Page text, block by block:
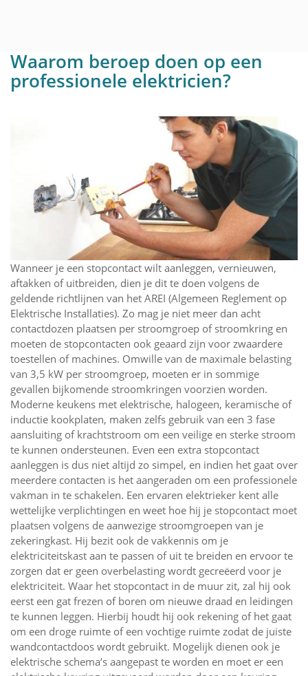
Waarom beroep doen op een
professionele elektricien?
Wanneer je een stopcontact wilt aanleggen, vernieuwen,
aftakken of uitbreiden, dien je dit te doen volgens de
geldende richtlijnen van het AREI (Algemeen Reglement op
Elektrische Installaties). Zo mag je niet meer dan acht
contactdozen plaatsen per stroomgroep of stroomkring en
moeten de stopcontacten ook geaard zijn voor zwaardere
toestellen of machines. Omwille van de maximale belasting
van 3,5 kW per stroomgroep, moeten er in sommige
gevallen bijkomende stroomkringen voorzien worden.
Moderne keukens met elektrische, halogeen, keramische of
inductie kookplaten, maken zelfs gebruik van een 3 fase
aansluiting of krachtstroom om een veilige en sterke stroom
te kunnen ondersteunen. Even een extra stopcontact
aanleggen is dus niet altijd zo simpel, en indien het gaat over
meerdere contacten is het aangeraden om een professionele
vakman in te schakelen. Een ervaren elektrieker kent alle
wettelijke verplichtingen en weet hoe hij je stopcontact moet
plaatsen volgens de aanwezige stroomgroepen van je
zekeringkast. Hij bezit ook de vakkennis om je
elektriciteitskast aan te passen of uit te breiden en ervoor te
zorgen dat er geen overbelasting wordt gecreëerd voor je
elektriciteit. Waar het stopcontact in de muur zit, zal hij ook
eerst een gat frezen of boren om nieuwe draad en leidingen
te kunnen leggen. Hierbij houdt hij ook rekening of het gaat
om een droge ruimte of een vochtige ruimte zodat de juiste
wandcontactdoos wordt gebruikt. Mogelijk dienen ook je
elektrische schema’s aangepast te worden en moet er een